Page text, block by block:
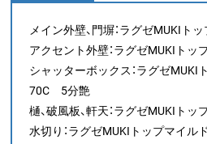
メイン外壁、門塀：ラグゼMUKI
アクセント外壁：ラグゼMUKIト
シャッターボックス：ラグゼ
70C 5分艶
樋、破風板、軒天：ラグゼMUKI
水切り：ラグゼMUKIトップマイ